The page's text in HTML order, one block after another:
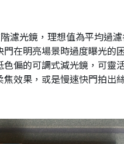
濾光鏡，理想值為平均過
在明亮場景時過度曝光的
偏的可調式減光鏡，可靈
效果，或是慢速快門拍出